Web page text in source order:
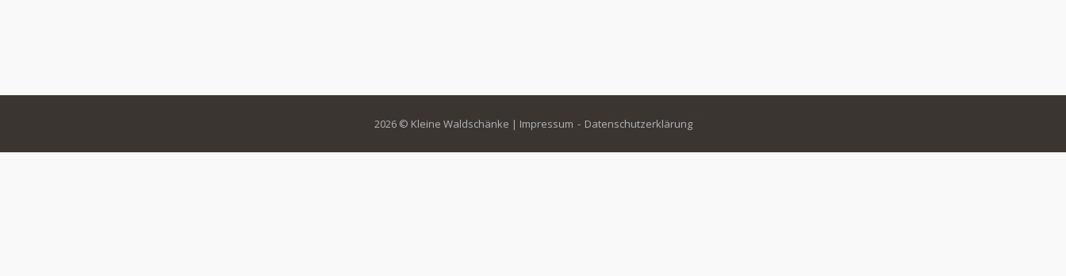
2026 © Kleine Waldschänke | Impressum Datenschutzerklärung